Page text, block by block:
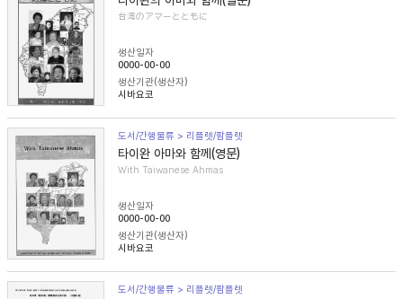
台湾のアマーとともに
생산일자
0000-00-00
생산기관(생산자)
시바요코
도서/간행물류 > 리플렛/팜플렛
타이완 아마와 함께(영문)
With Taiwanese Ahmas
생산일자
0000-00-00
생산기관(생산자)
시바요코
도서/간행물류 > 리플렛/팜플렛